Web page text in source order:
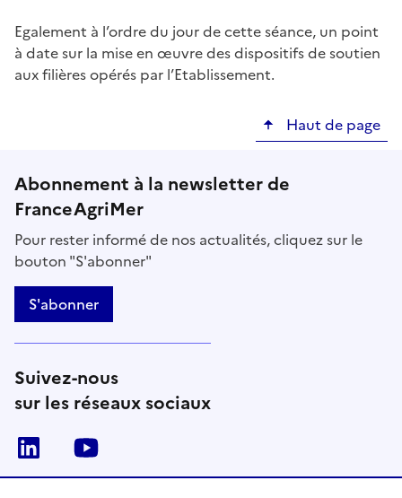
Egalement à l’ordre du jour de cette séance, un point
à date sur la mise en œuvre des dispositifs de soutien
aux filières opérés par l’Etablissement.
Haut de page
Abonnement à la newsletter de
FranceAgriMer
Pour rester informé de nos actualités, cliquez sur le
bouton "S'abonner"
S'abonner
Suivez-nous
sur les réseaux sociaux
Linkedin